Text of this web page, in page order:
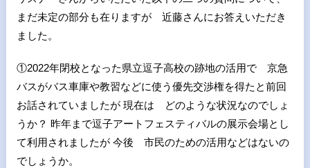
まだ未定の部分も在りますが 近藤さんにお答えいただき
ました。
①2022年閉校となった県立逗子高校の跡地の活用で 京急
バスがバス車庫や教習などに使う優先交渉権を得たと前回
お話されていましたが 現在は どのような状況なのでしょ
うか？ 昨年まで逗子アートフェスティバルの展示会場とし
て利用されましたが 今後 市民のための活用などはないの
でしょうか。